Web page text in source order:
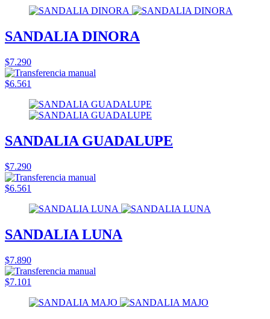
SANDALIA DINORA
$7.290
$6.561
SANDALIA GUADALUPE
$7.290
$6.561
SANDALIA LUNA
$7.890
$7.101